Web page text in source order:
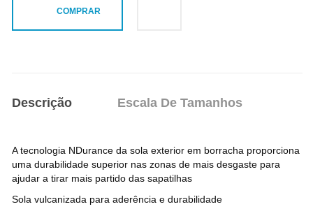
COMPRAR
Descrição Escala De Tamanhos
A tecnologia NDurance da sola exterior em borracha proporciona
uma durabilidade superior nas zonas de mais desgaste para
ajudar a tirar mais partido das sapatilhas
Sola vulcanizada para aderência e durabilidade